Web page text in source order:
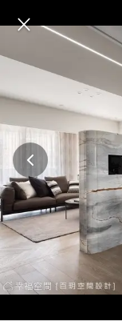
金盞花｜
×